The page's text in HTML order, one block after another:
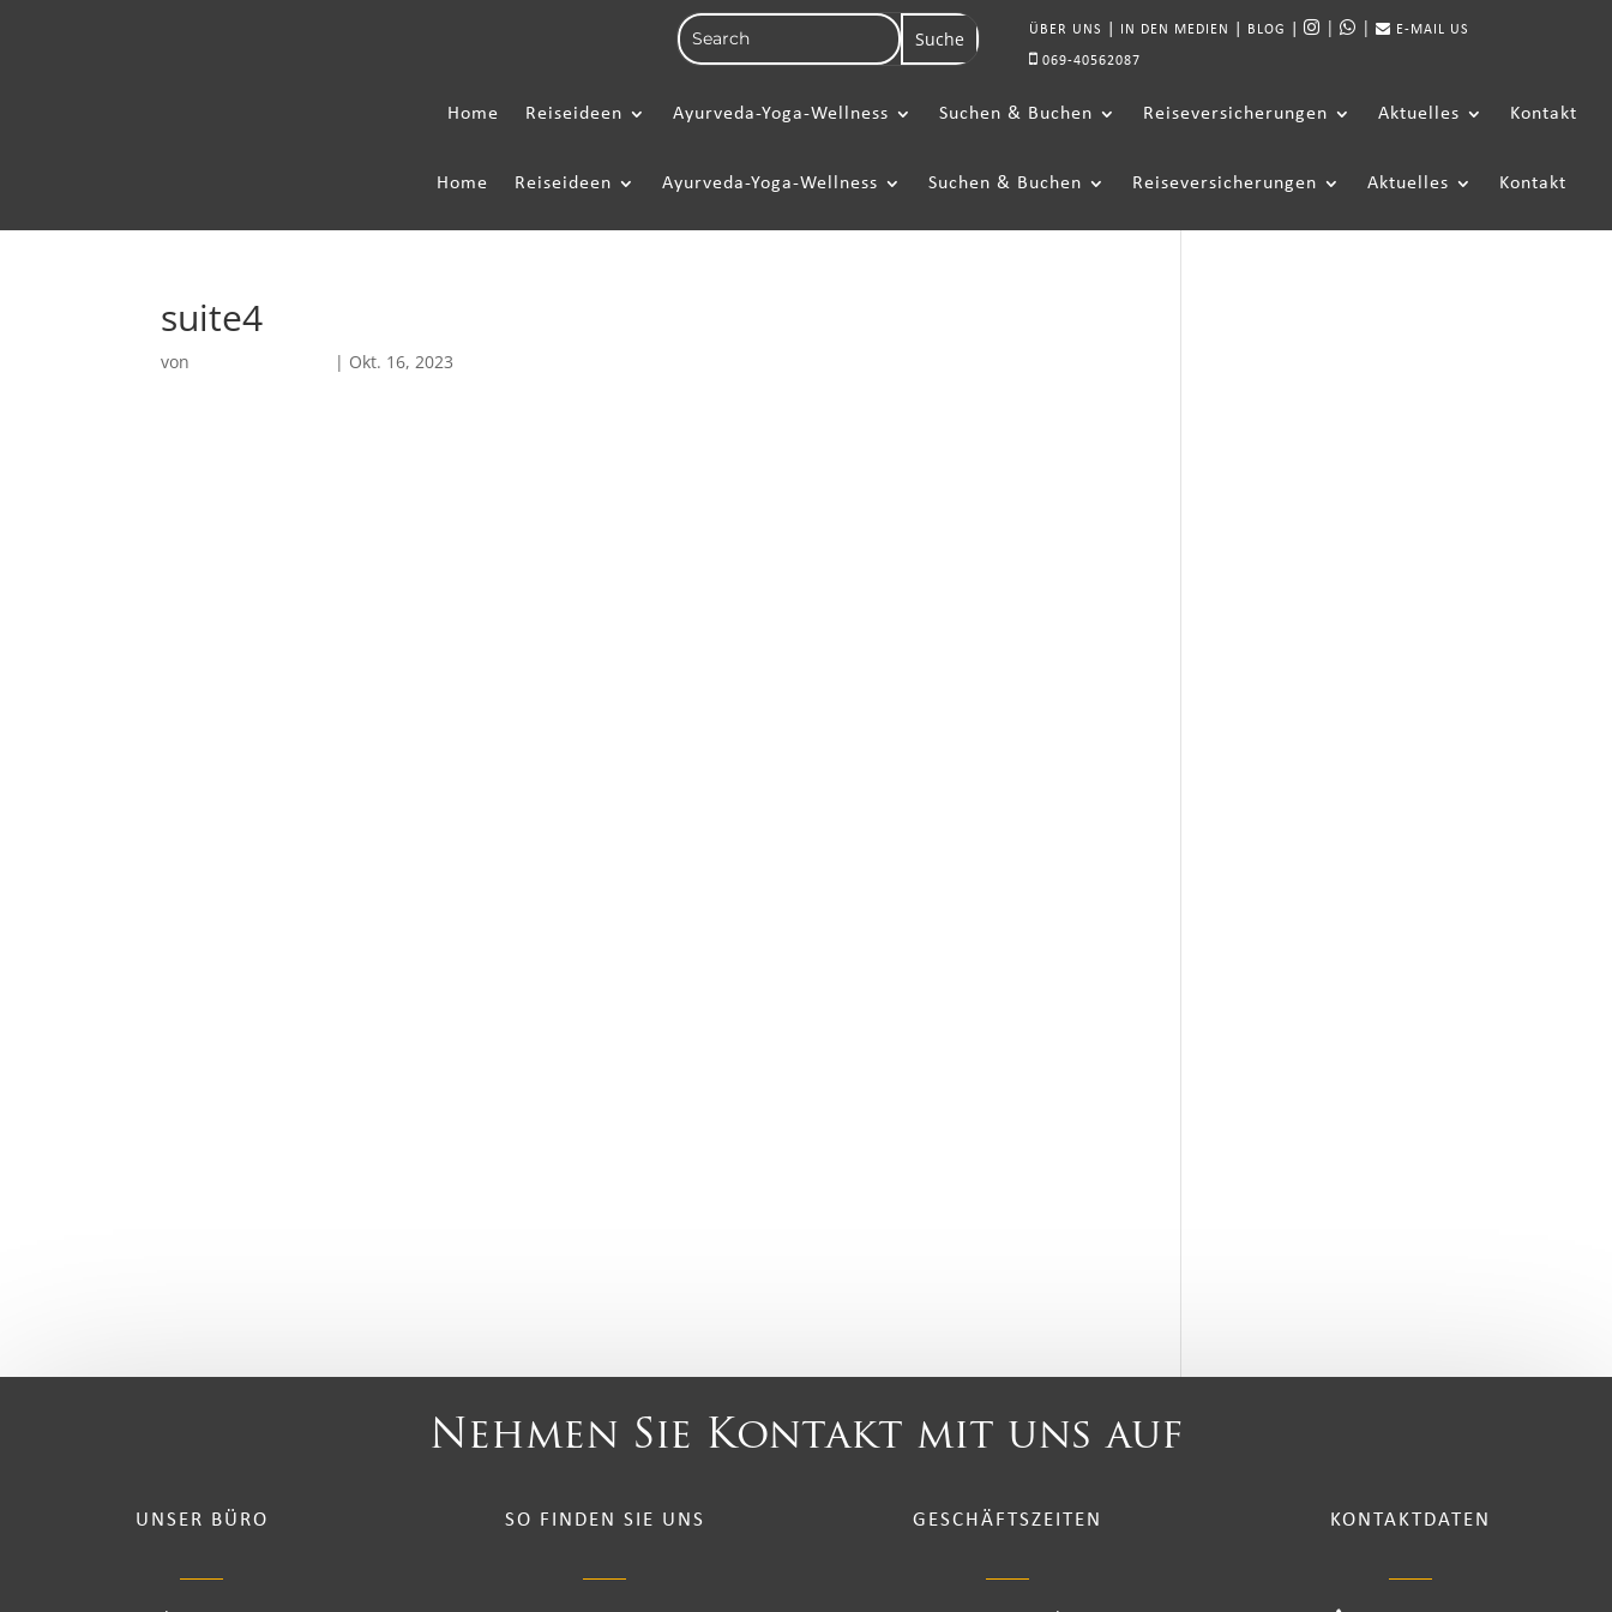
ÜBER UNS IN DEN MEDIEN BLOG | | E-MAIL US
069-40562087
Home Reiseideen Ayurveda-Yoga-Wellness Suchen & Buchen Reiseversicherungen Aktuelles Kontakt
Home Reiseideen Ayurveda-Yoga-Wellness Suchen & Buchen Reiseversicherungen Aktuelles Kontakt
suite4
von | Okt. 16, 2023
Nehmen Sie Kontakt mit uns auf
UNSER BÜRO SO FINDEN SIE UNS GESCHÄFTSZEITEN KONTAKTDATEN